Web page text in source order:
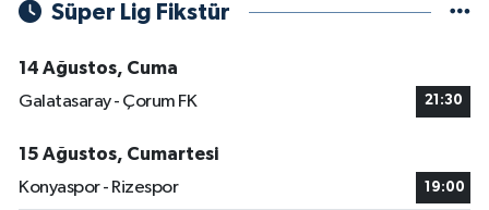
Süper Lig Fikstür
14 Ağustos, Cuma
Galatasaray - Çorum FK
21:30
15 Ağustos, Cumartesi
Konyaspor - Rizespor
19:00